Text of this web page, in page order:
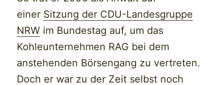
einer Sitzung der CDU-Landesgruppe
NRW im Bundestag auf, um das
Kohleunternehmen RAG bei dem
anstehenden Börsengang zu vertreten.
Doch er war zu der Zeit selbst noch